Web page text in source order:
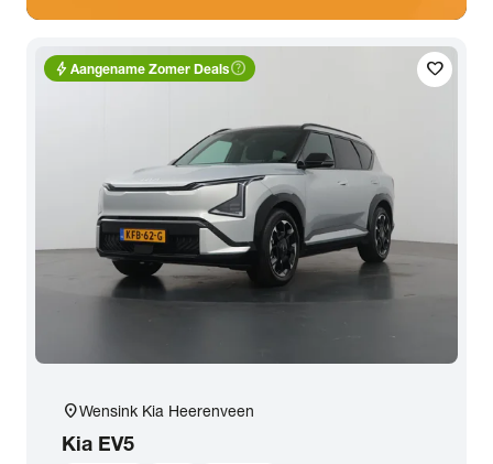
favorite
bolt Aangename Zomer Dealshelp_outline
location_onWensink Kia Heerenveen
Kia EV5